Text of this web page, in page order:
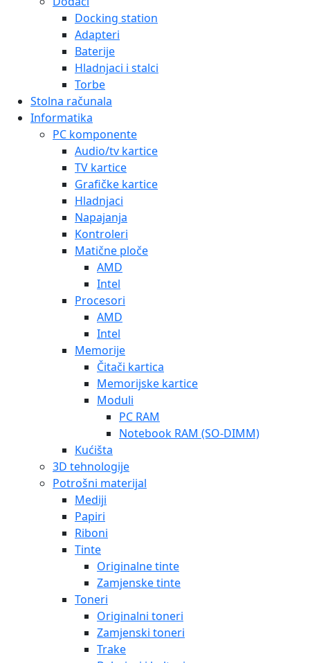
Docking station
Adapteri
Baterije
Hladnjaci i stalci
Torbe
Stolna računala
Informatika
PC komponente
Audio/tv kartice
TV kartice
Grafičke kartice
Hladnjaci
Napajanja
Kontroleri
Matične ploče
AMD
Intel
Procesori
AMD
Intel
Memorije
Čitači kartica
Memorijske kartice
Moduli
PC RAM
Notebook RAM (SO-DIMM)
Kućišta
3D tehnologije
Potrošni materijal
Mediji
Papiri
Riboni
Tinte
Originalne tinte
Zamjenske tinte
Toneri
Originalni toneri
Zamjenski toneri
Trake